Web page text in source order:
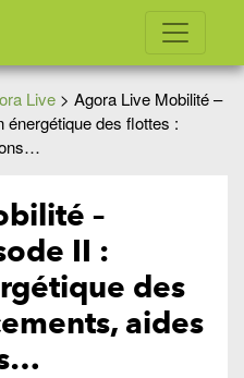
Live > Agora Live Mobilité –
énergétique des flottes :
–
II :
des
aides